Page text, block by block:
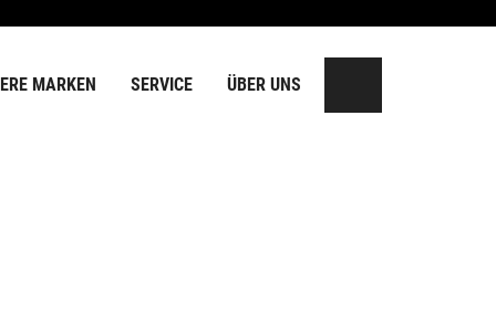
MARKEN SERVICE ÜBER UNS